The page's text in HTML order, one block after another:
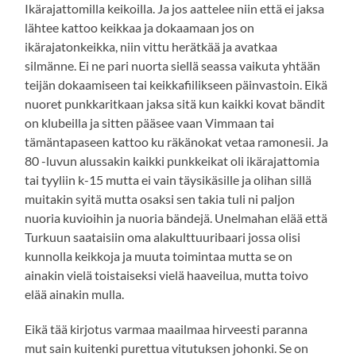
Ikärajattomilla keikoilla. Ja jos aattelee niin että ei jaksa
lähtee kattoo keikkaa ja dokaamaan jos on
ikärajatonkeikka, niin vittu herätkää ja avatkaa
silmänne. Ei ne pari nuorta siellä seassa vaikuta yhtään
teijän dokaamiseen tai keikkafiilikseen päinvastoin. Eikä
nuoret punkkaritkaan jaksa sitä kun kaikki kovat bändit
on klubeilla ja sitten pääsee vaan Vimmaan tai
tämäntapaseen kattoo ku räkänokat vetaa ramonesii. Ja
80 -luvun alussakin kaikki punkkeikat oli ikärajattomia
tai tyyliin k-15 mutta ei vain täysikäsille ja olihan sillä
muitakin syitä mutta osaksi sen takia tuli ni paljon
nuoria kuvioihin ja nuoria bändejä. Unelmahan elää että
Turkuun saataisiin oma alakulttuuribaari jossa olisi
kunnolla keikkoja ja muuta toimintaa mutta se on
ainakin vielä toistaiseksi vielä haaveilua, mutta toivo
elää ainakin mulla.
Eikä tää kirjotus varmaa maailmaa hirveesti paranna
mut sain kuitenki purettua vitutuksen johonki. Se on